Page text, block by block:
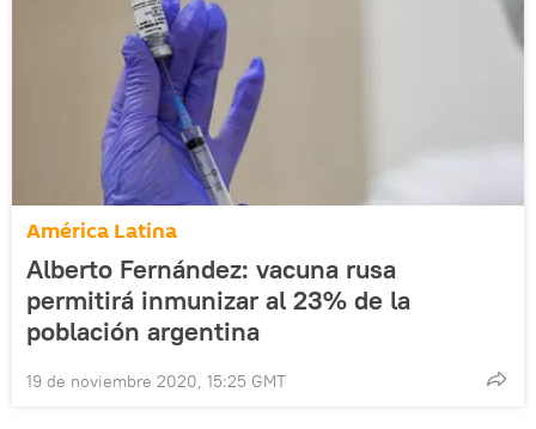
América Latina
Alberto Fernández: vacuna rusa
permitirá inmunizar al 23% de la
población argentina
19 de noviembre 2020, 15:25 GMT